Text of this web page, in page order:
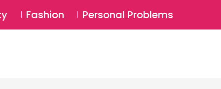
Login ⚲
Fashion Personal Problems